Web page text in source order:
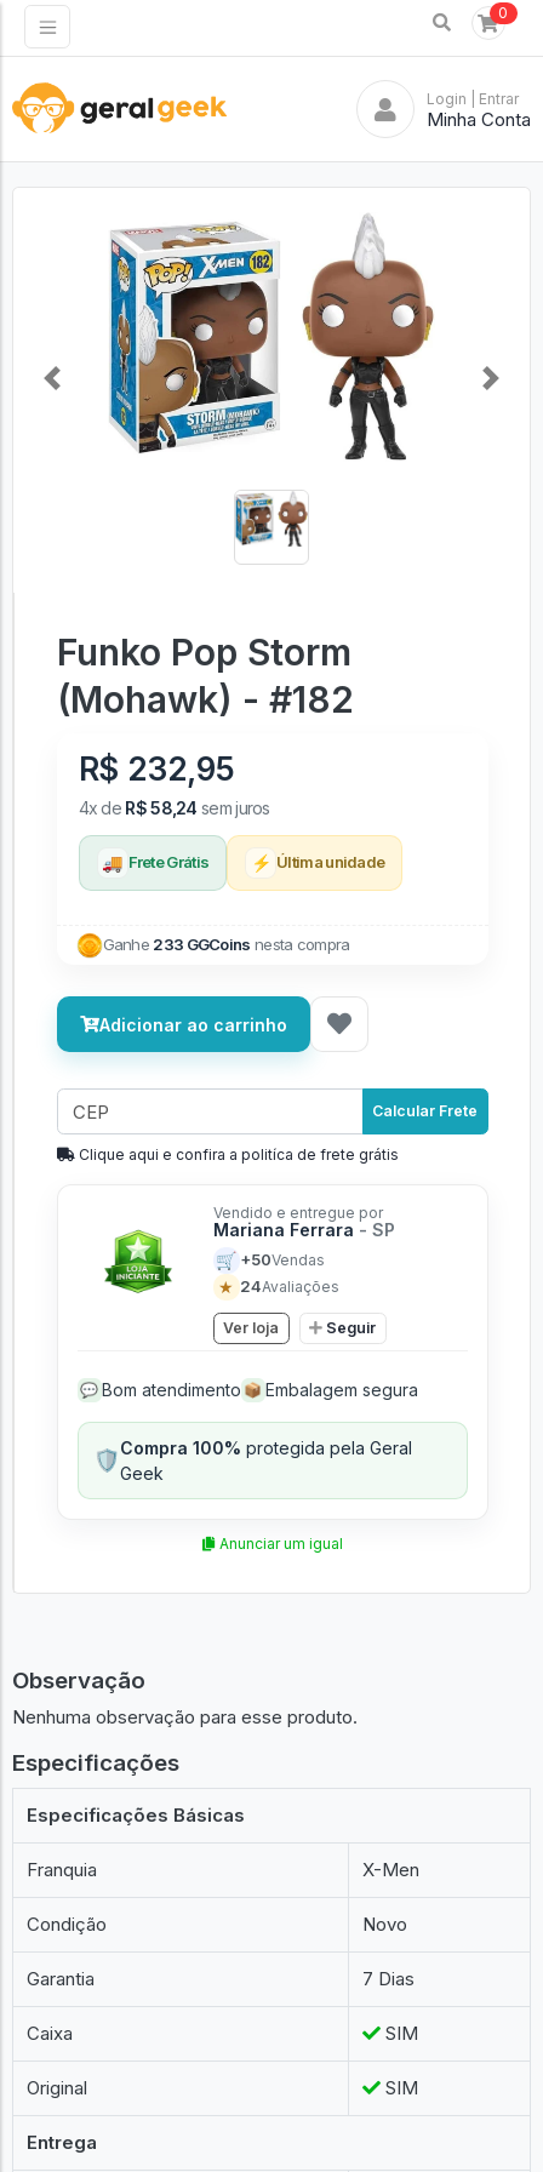
0
Login | Entrar
Minha Conta
Previous Next
Funko Pop Storm
(Mohawk) - #182
R$ 232,95
4x de R$ 58,24 sem juros
🚚 Frete Grátis ⚡ Última unidade
Ganhe 233 GGCoins nesta compra
Adicionar ao carrinho
Calcular Frete
Clique aqui e confira a politíca de frete grátis
Vendido e entregue por
Mariana Ferrara - SP
🛒 +50Vendas
★ 24Avaliações
Ver loja Seguir
💬 Bom atendimento 📦 Embalagem segura
🛡️Compra 100% protegida pela Geral
Geek
Anunciar um igual
Observação
Nenhuma observação para esse produto.
Especificações
Especificações Básicas
Franquia X-Men
Condição Novo
Garantia 7 Dias
Caixa SIM
Original SIM
Entrega